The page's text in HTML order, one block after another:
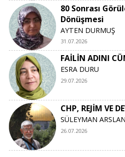
80 Sonrası
Dönüşmesi
AYTEN DURMUŞ
31.07.2026
FAİLİN ADINI
ESRA DURU
29.07.2026
CHP, REJİM VE
SÜLEYMAN
26.07.2026